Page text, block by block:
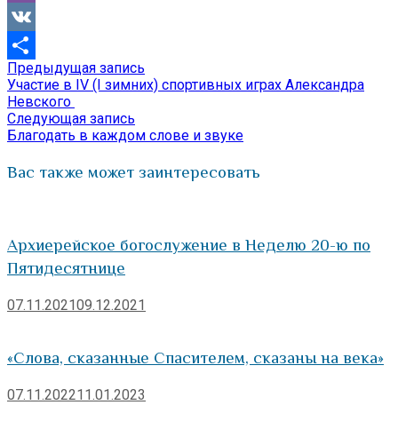
Viber
VK
Отправить
Навигация
по
записям
Предыдущая запись
запись:
Участие в IV (I зимних) спортивных играх Александра
Невского
Следующая запись
запись:
Благодать в каждом слове и звуке
Вас также может заинтересовать
Архиерейское богослужение в Неделю 20-ю по
Пятидесятнице
07.11.202109.12.2021
«Слова, сказанные Спасителем, сказаны на века»
07.11.202211.01.2023